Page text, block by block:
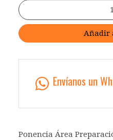
Añadir
Envíanos un
Ponencia Área